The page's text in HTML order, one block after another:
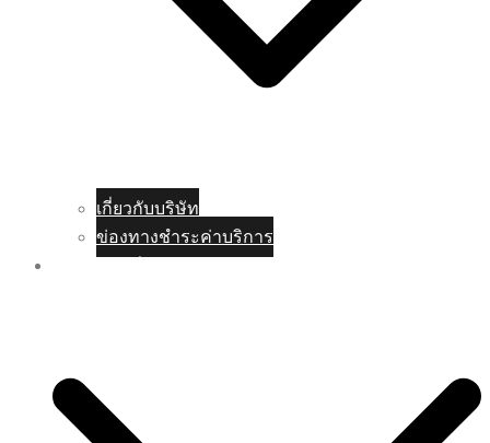
เกี่ยวกับบริษัท
ข่องทางชำระค่าบริการ